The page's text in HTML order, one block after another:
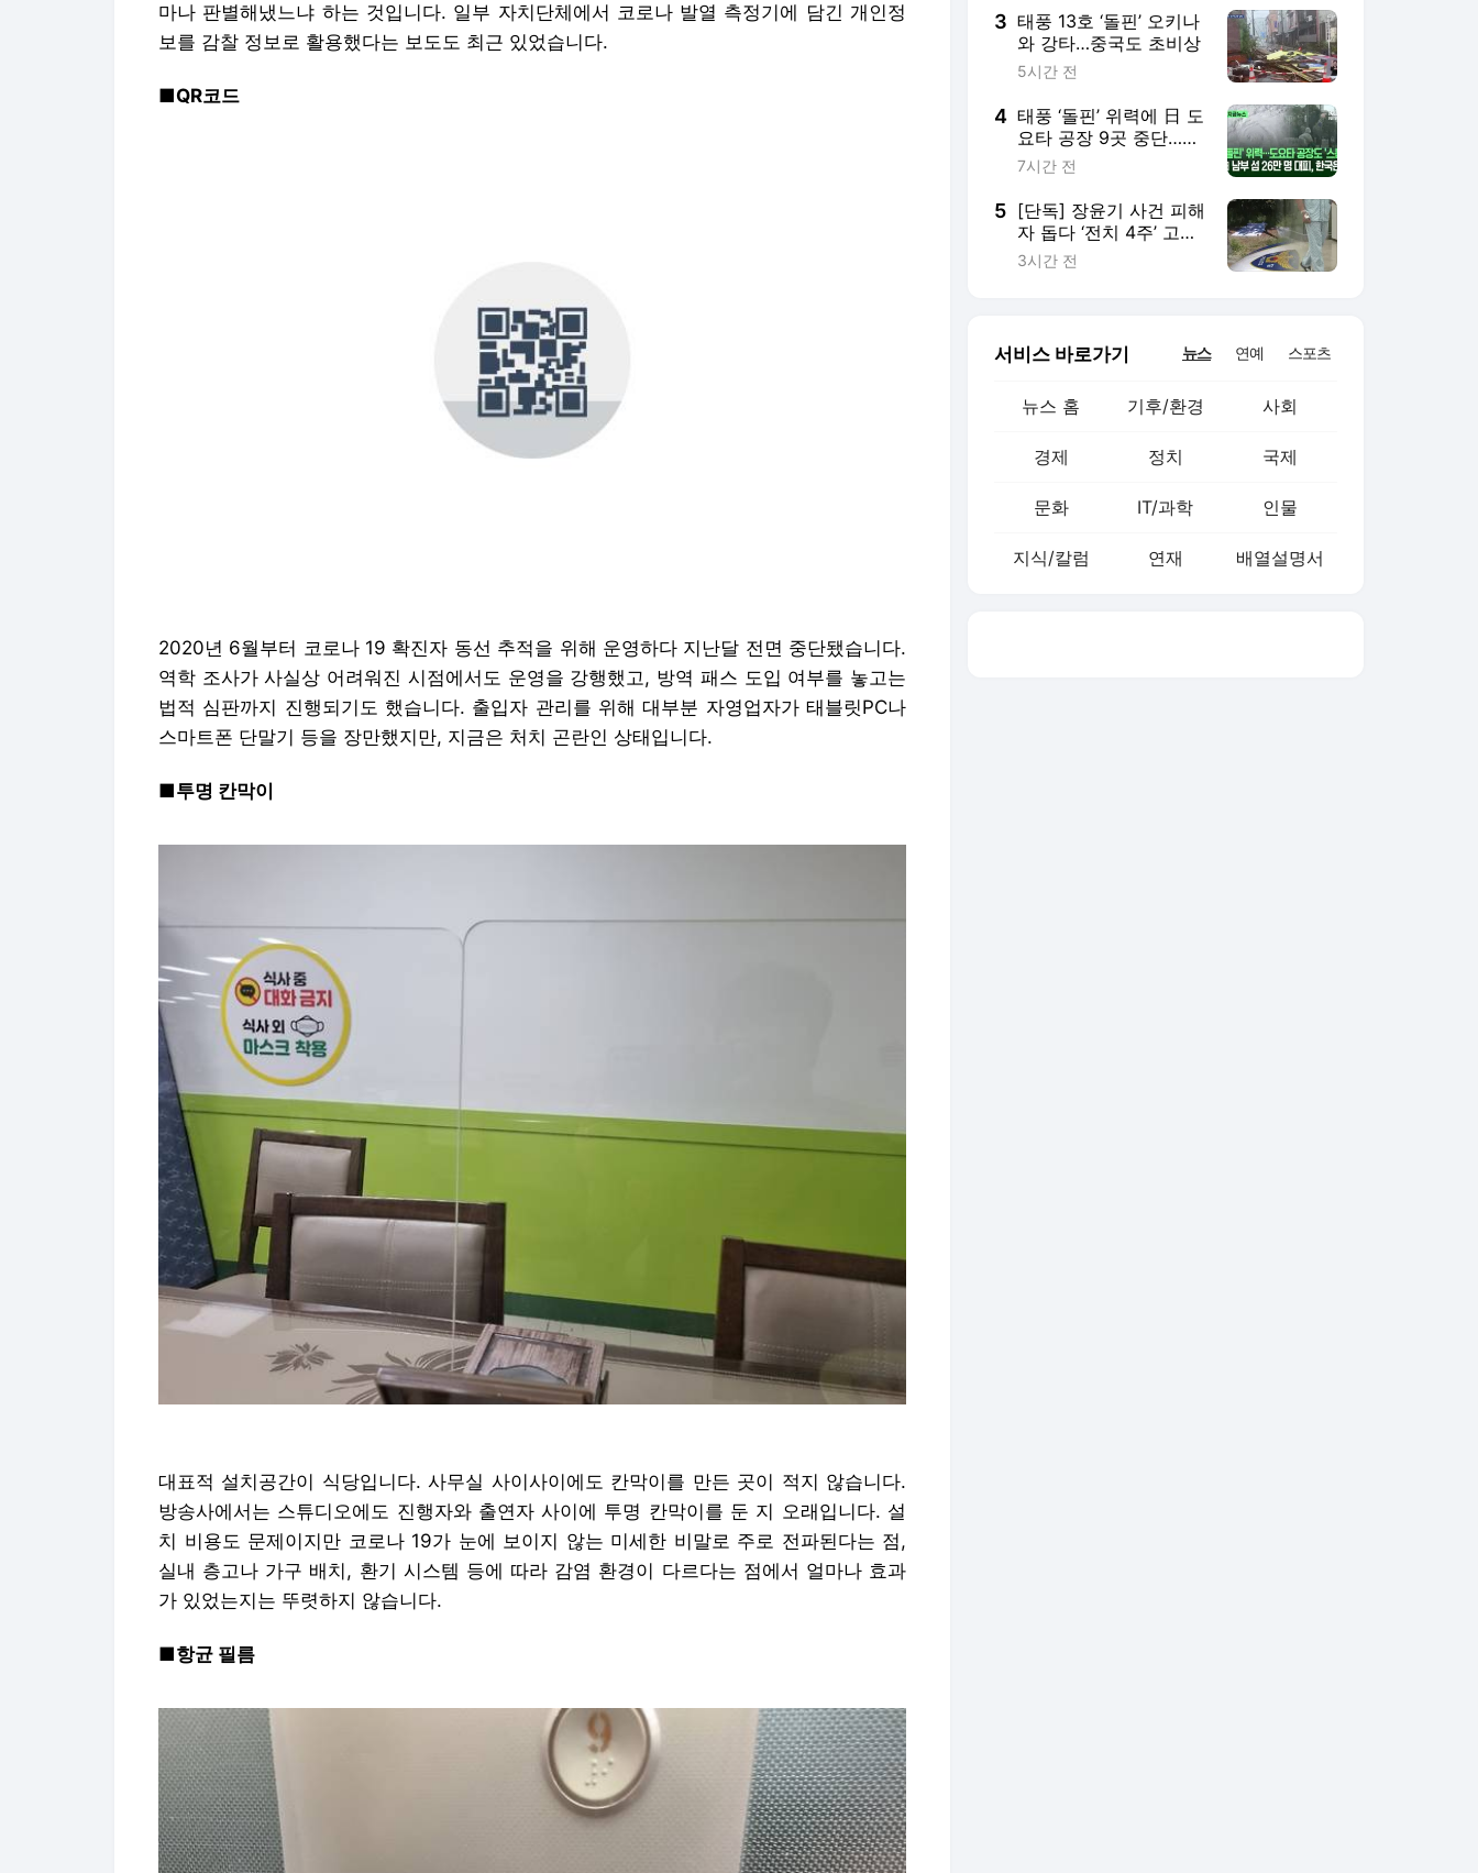
마나 판별해냈느냐 하는 것입니다. 일부 자치단체에서 코로나 발열 측정기에 담긴 개인정
보를 감찰 정보로 활용했다는 보도도 최근 있었습니다.
■QR코드
2020년 6월부터 코로나 19 확진자 동선 추적을 위해 운영하다 지난달 전면 중단됐습니다.
역학 조사가 사실상 어려워진 시점에서도 운영을 강행했고, 방역 패스 도입 여부를 놓고는
법적 심판까지 진행되기도 했습니다. 출입자 관리를 위해 대부분 자영업자가 태블릿PC나
스마트폰 단말기 등을 장만했지만, 지금은 처치 곤란인 상태입니다.
■투명 칸막이
대표적 설치공간이 식당입니다. 사무실 사이사이에도 칸막이를 만든 곳이 적지 않습니다.
방송사에서는 스튜디오에도 진행자와 출연자 사이에 투명 칸막이를 둔 지 오래입니다. 설
치 비용도 문제이지만 코로나 19가 눈에 보이지 않는 미세한 비말로 주로 전파된다는 점,
실내 층고나 가구 배치, 환기 시스템 등에 따라 감염 환경이 다르다는 점에서 얼마나 효과
가 있었는지는 뚜렷하지 않습니다.
■항균 필름
3 태풍 13호 ‘돌핀’ 오키나
와 강타…중국도 초비상
5시간 전
4 태풍 ‘돌핀’ 위력에 日 도
요타 공장 9곳 중단…한
국 영향은? [지금뉴스]
7시간 전
5 [단독] 장윤기 사건 피해
자 돕다 ‘전치 4주’ 고교
생…80일 만에 의상자
인정
3시간 전
서비스 바로가기 뉴스 연예 스포츠
뉴스 홈 기후/환경 사회
경제 정치 국제
문화 IT/과학 인물
지식/칼럼 연재 배열설명서